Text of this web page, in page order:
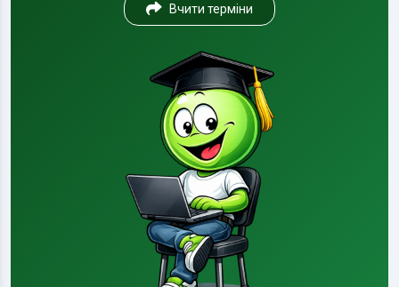
Вчити терміни